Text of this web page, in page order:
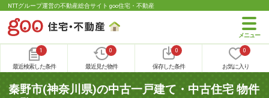
NTTグループ運営の不動産総合サイト goo住宅・不動産
1
最近検索した条件
0
最近見た物件
0
保存した条件
0
お気に入り
秦野市(神奈川県)の中古一戸建て・中古住宅 物件